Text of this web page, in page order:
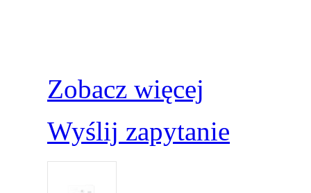
Zobacz więcej
Wyślij zapytanie